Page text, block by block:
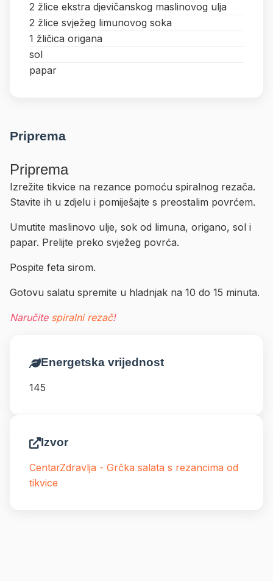
2 žlice ekstra djevičanskog maslinovog ulja
2 žlice svježeg limunovog soka
1 žličica origana
sol
papar
Priprema
Priprema
Izrežite tikvice na rezance pomoću spiralnog rezača.
Stavite ih u zdjelu i pomiješajte s preostalim povrćem.
Umutite maslinovo ulje, sok od limuna, origano, sol i
papar. Prelijte preko svježeg povrća.
Pospite feta sirom.
Gotovu salatu spremite u hladnjak na 10 do 15 minuta.
Naručite spiralni rezač!
Energetska vrijednost
145
Izvor
CentarZdravlja - Grčka salata s rezancima od
tikvice